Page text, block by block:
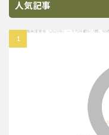
人気記事